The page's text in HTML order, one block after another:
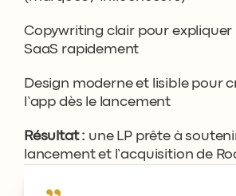
Copywriting clair pour
SaaS rapidement
Design moderne et lisible pour
l’app dès le lancement
Résultat : une LP prête à
lancement et l’acquisition de